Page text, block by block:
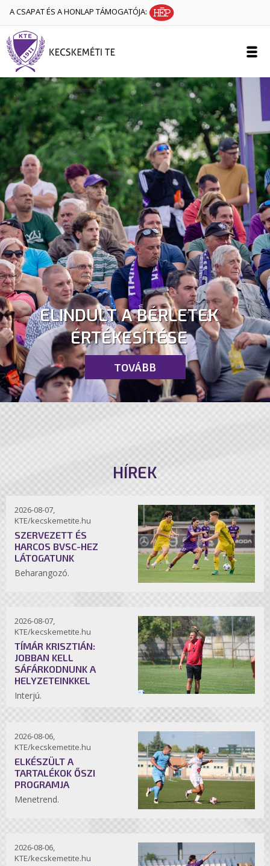
A CSAPAT ÉS A HONLAP TÁMOGATÓJA:
ELINDULT A BÉRLETEK
ÉRTÉKESÍTÉSE
TOVÁBB
HÍREK
2026-08-07,
KTE/kecskemetite.hu
SZERVEZETT ÉS
HARCOS BVSC-HEZ
LÁTOGATUNK
Beharangozó.
2026-08-07,
KTE/kecskemetite.hu
TÍMÁR KRISZTIÁN:
JOBBAN KELL
SÁFÁRKODNUNK A
HELYZETEINKKEL
Interjú.
2026-08-06,
KTE/kecskemetite.hu
ELKÉSZÜLT A
TARTALÉKOK ŐSZI
PROGRAMJA
Menetrend.
2026-08-06,
KTE/kecskemetite.hu